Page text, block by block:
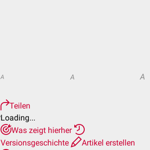
A A A
Teilen
Loading...
Was zeigt hierher
Versionsgeschichte
Artikel erstellen